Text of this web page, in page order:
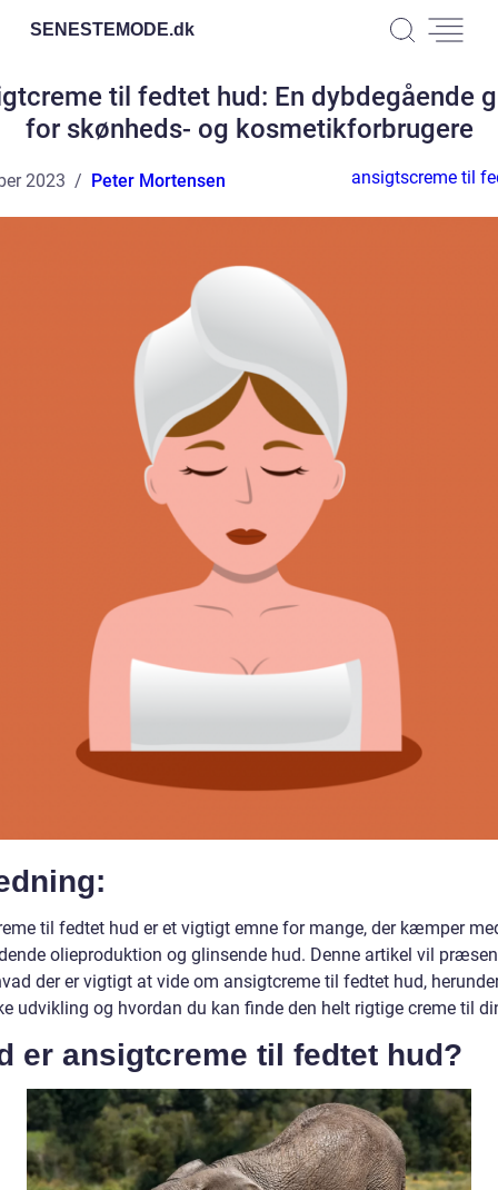
SENESTEMODE.dk
til fedtet hud: En dybdegående
for skønheds- og kosmetikforbrugere
2023 Peter Mortensen ansigtscreme til
til fedtet hud er et vigtigt emne for mange, der kæmper
olieproduktion og glinsende hud. Denne artikel vil
der er vigtigt at vide om ansigtcreme til fedtet hud,
udvikling og hvordan du kan finde den helt rigtige creme til
er ansigtcreme til fedtet hud?